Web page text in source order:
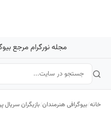
مجله نورگرام مرجع
خانه/بیوگرافی هنرمندان/بازیگران سریال